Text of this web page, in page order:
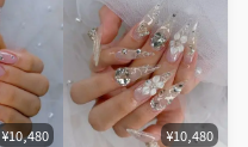
¥10,480 ¥10,480